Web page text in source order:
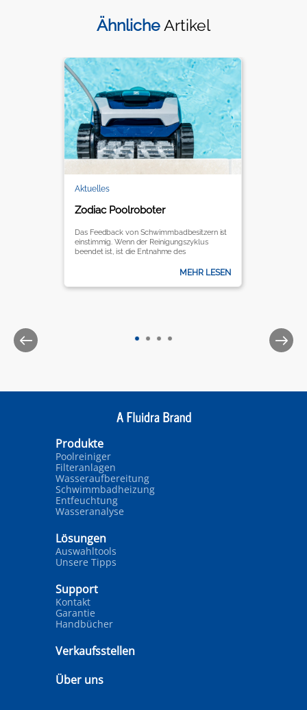
Ähnliche Artikel
Aktuelles
Zodiac Poolroboter
Das Feedback von Schwimmbadbesitzern ist
einstimmig. Wenn der Reinigungszyklus
beendet ist, ist die Entnahme des
keine leichtes Unterfangen: Wenn der Reiniger
wiegen.
MEHR LESEN
Produkte
Poolreiniger
Filteranlagen
Wasseraufbereitung
Schwimmbadheizung
Entfeuchtung
Wasseranalyse
Lösungen
Auswahltools
Unsere Tipps
Support
Kontakt
Garantie
Handbücher
Verkaufsstellen
Über uns